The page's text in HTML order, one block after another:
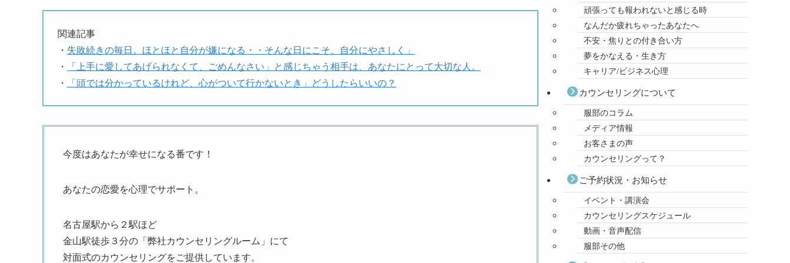
関連記事
・ 失敗続きの毎日。ほとほと自分が嫌になる・・そんな日にこそ、自分にやさしく」
・
「上手に愛してあげられなくて、ごめんなさい」と感じちゃう相手は、あなたにとって大切な人。
・
「頭では分かっているけれど、心がついて行かないとき」どうしたらいいの？
今度はあなたが幸せになる番です！
あなたの恋愛を心理でサポート。
名古屋駅から２駅ほど
金山駅徒歩３分の「弊社カウンセリングルーム」にて
対面式のカウンセリングをご提供しています。
頑張っても報われないと感じる時
なんだか疲れちゃったあなたへ
不安・焦りとの付き合い方
夢をかなえる・生き方
キャリア/ビジネス心理
カウンセリングについて
服部のコラム
メディア情報
お客さまの声
カウンセリングって？
ご予約状況・お知らせ
イベント・講演会
カウンセリングスケジュール
動画・音声配信
服部その他